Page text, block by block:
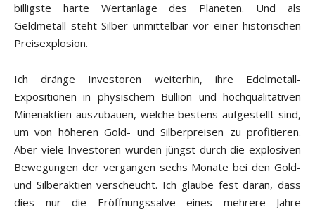
billigste harte Wertanlage des Planeten. Und als
Geldmetall steht Silber unmittelbar vor einer historischen
Preisexplosion.
Ich dränge Investoren weiterhin, ihre Edelmetall-
Expositionen in physischem Bullion und hochqualitativen
Minenaktien auszubauen, welche bestens aufgestellt sind,
um von höheren Gold- und Silberpreisen zu profitieren.
Aber viele Investoren wurden jüngst durch die explosiven
Bewegungen der vergangen sechs Monate bei den Gold-
und Silberaktien verscheucht. Ich glaube fest daran, dass
dies nur die Eröffnungssalve eines mehrere Jahre